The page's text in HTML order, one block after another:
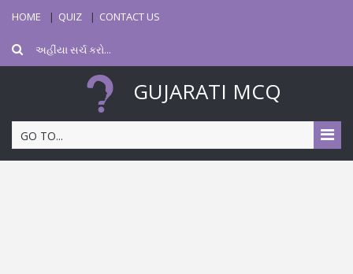
HOME QUIZ CONTACT US
GUJARATI MCQ
GO TO...